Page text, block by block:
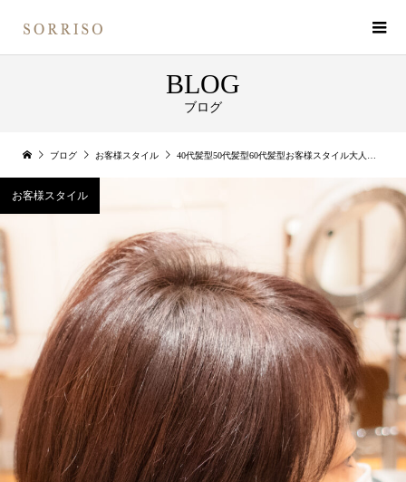
BLOG
ブログ
ブログ お客様スタイル 40代髪型50代髪型60代髪型お客様スタイル大人女子うる艶ショートスタイル！！
お客様スタイル